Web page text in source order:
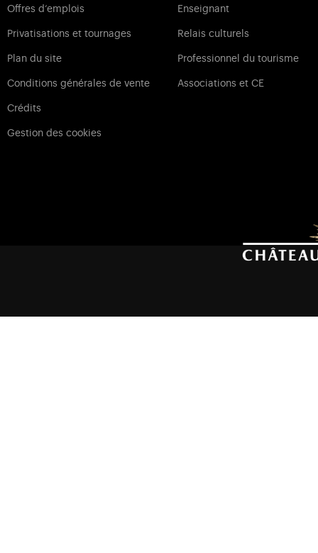
Offres d‘emplois
Privatisations et tournages
Plan du site
Conditions générales de vente
Crédits
Gestion des cookies
Enseignant
Relais culturels
Professionnel du tourisme
Associations et CE